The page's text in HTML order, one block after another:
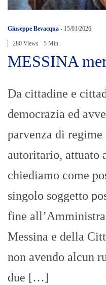
Giuseppe Bevacqua - 15/01/2026
280 Views 5 Min
MESSINA
Da cittadine e
democrazia ed
parvenza di
autoritario,
chiediamo come
singolo soggetto
fine
Messina e della
non avendo alcun
due […]